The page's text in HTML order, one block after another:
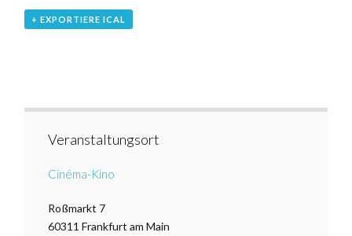
+ EXPORTIERE ICAL
Veranstaltungsort
Cinéma-Kino
Roßmarkt 7
60311 Frankfurt am Main